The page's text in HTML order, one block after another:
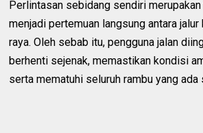
Perlintasan sebidang sendiri
menjadi pertemuan langsung antara
raya. Oleh sebab itu, pengguna jalan
berhenti sejenak, memastikan kondisi
serta mematuhi seluruh rambu yang